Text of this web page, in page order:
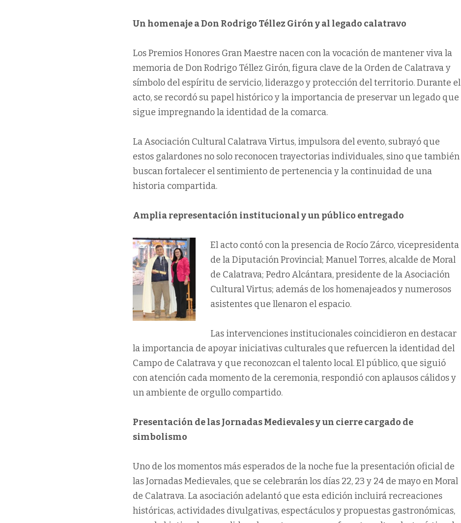
Un homenaje a Don Rodrigo Téllez Girón y al legado calatravo
Los Premios Honores Gran Maestre nacen con la vocación de mantener viva la
memoria de Don Rodrigo Téllez Girón, figura clave de la Orden de Calatrava y
símbolo del espíritu de servicio, liderazgo y protección del territorio. Durante el
acto, se recordó su papel histórico y la importancia de preservar un legado que
sigue impregnando la identidad de la comarca.
La Asociación Cultural Calatrava Virtus, impulsora del evento, subrayó que
estos galardones no solo reconocen trayectorias individuales, sino que también
buscan fortalecer el sentimiento de pertenencia y la continuidad de una
historia compartida.
Amplia representación institucional y un público entregado
El acto contó con la presencia de Rocío Zárco, vicepresidenta
de la Diputación Provincial; Manuel Torres, alcalde de Moral
de Calatrava; Pedro Alcántara, presidente de la Asociación
Cultural Virtus; además de los homenajeados y numerosos
asistentes que llenaron el espacio.
Las intervenciones institucionales coincidieron en destacar
la importancia de apoyar iniciativas culturales que refuercen la identidad del
Campo de Calatrava y que reconozcan el talento local. El público, que siguió
con atención cada momento de la ceremonia, respondió con aplausos cálidos y
un ambiente de orgullo compartido.
Presentación de las Jornadas Medievales y un cierre cargado de
simbolismo
Uno de los momentos más esperados de la noche fue la presentación oficial de
las Jornadas Medievales, que se celebrarán los días 22, 23 y 24 de mayo en Moral
de Calatrava. La asociación adelantó que esta edición incluirá recreaciones
históricas, actividades divulgativas, espectáculos y propuestas gastronómicas,